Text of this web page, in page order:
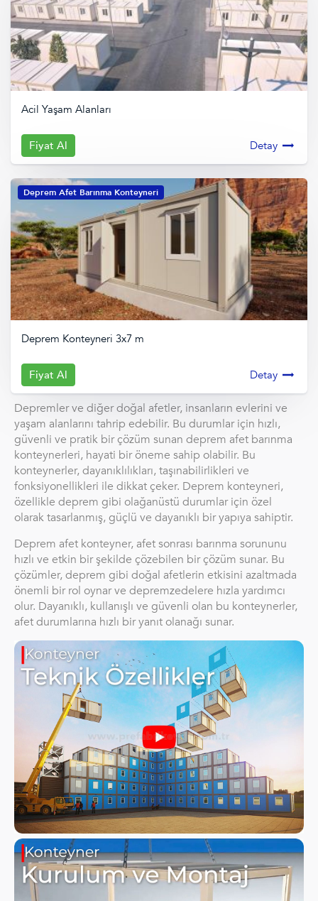
Acil Yaşam Alanları
Fiyat Al Detay
Deprem Afet Barınma Konteyneri
Deprem Konteyneri 3x7 m
Fiyat Al Detay
Depremler ve diğer doğal afetler, insanların evlerini ve
yaşam alanlarını tahrip edebilir. Bu durumlar için hızlı,
güvenli ve pratik bir çözüm sunan deprem afet barınma
konteynerleri, hayati bir öneme sahip olabilir. Bu
konteynerler, dayanıklılıkları, taşınabilirlikleri ve
fonksiyonellikleri ile dikkat çeker. Deprem konteyneri,
özellikle deprem gibi olağanüstü durumlar için özel
olarak tasarlanmış, güçlü ve dayanıklı bir yapıya sahiptir.
Deprem afet konteyner, afet sonrası barınma sorununu
hızlı ve etkin bir şekilde çözebilen bir çözüm sunar. Bu
çözümler, deprem gibi doğal afetlerin etkisini azaltmada
önemli bir rol oynar ve depremzedelere hızla yardımcı
olur. Dayanıklı, kullanışlı ve güvenli olan bu konteynerler,
afet durumlarına hızlı bir yanıt olanağı sunar.